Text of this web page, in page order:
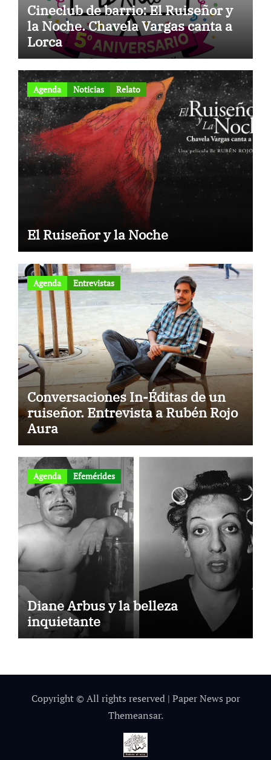
Cineclub de barrio: El Ruiseñor y
la Noche. Chavela Vargas canta a
Lorca
Agenda Noticias Relato
El Ruiseñor y la Noche
Agenda Entrevistas
Conversaciones In-Éditas de un
ruiseñor. Entrevista a Rubén Rojo
Aura
Agenda Efemérides
Diane Arbus y la belleza
inquietante
Copyright © All rights reserved | Paper News por
Themeansar.